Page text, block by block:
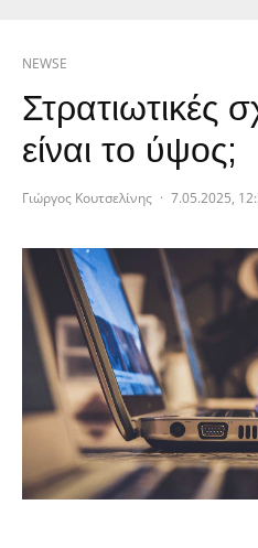
NEWSE
Στρατιωτικές
είναι το ύψος;
Γιώργος Κουτσελίνης · 7.05.2025,